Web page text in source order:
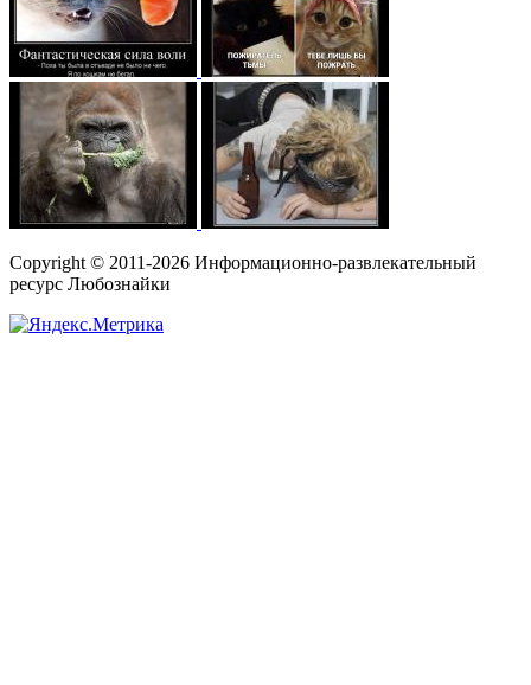
Copyright © 2011-2026 Информационно-развлекательный
ресурс Любознайки